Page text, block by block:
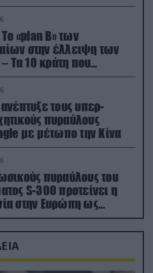
«plan Β» των
στην έλλειψη των
Τα 10 κράτη που
στο δίκτυο
τους υπερ-
πυραύλους
με μέτωπο την Κίνα
πυραύλους του
S-300 προτείνει η
στην Ευρώπη ως
σύστημα